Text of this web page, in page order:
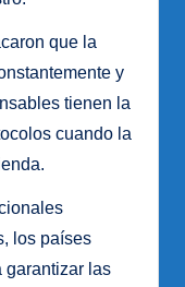
que la
y
tienen la
cuando la
los países
garantizar las